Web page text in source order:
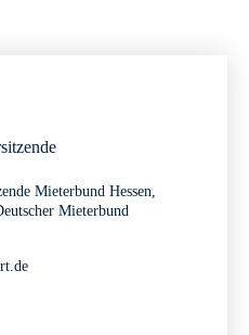
Mieterbund Hessen,
Mieterbund